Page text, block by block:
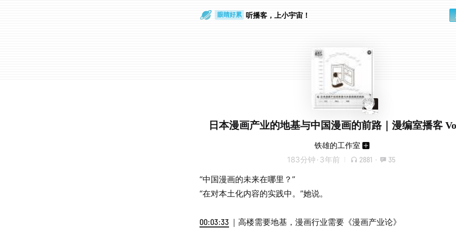
眼睛好累 听播客，上小宇宙！
日本漫画产业的地基与中国漫画的前路｜漫编室播客
铁雄的工作室
183分钟 · 3年前 2881 · 35
“中国漫画的未来在哪里？”
“在对本土化内容的实践中。”她说。
00:03:33 ｜高楼需要地基，漫画行业需要《漫画产业论》